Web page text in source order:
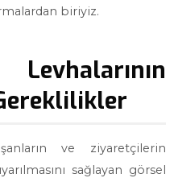
biriyiz.
ve ziyaretçilerin
sağlayan görsel